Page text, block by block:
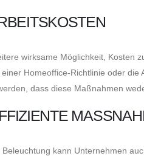
wirksame Möglichkeit, Kosten
Homeoffice-Richtlinie oder die
dass diese Maßnahmen
kann Unternehmen